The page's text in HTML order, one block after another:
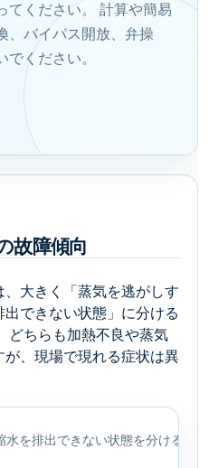
てください。 計算や簡易
、バイパス開放、弁操
ください。
故障傾向
大きく「蒸気を逃がしす
できない状態」に分ける
どちらも加熱不良や蒸気
、現場で現れる症状は異
水を排出できない状態を分ける初